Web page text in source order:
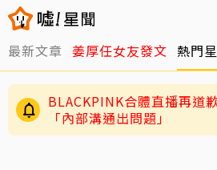
最新文章 姜厚任女友發文 熱門
BLACKPINK合體直播再道
「內部溝通出問題」